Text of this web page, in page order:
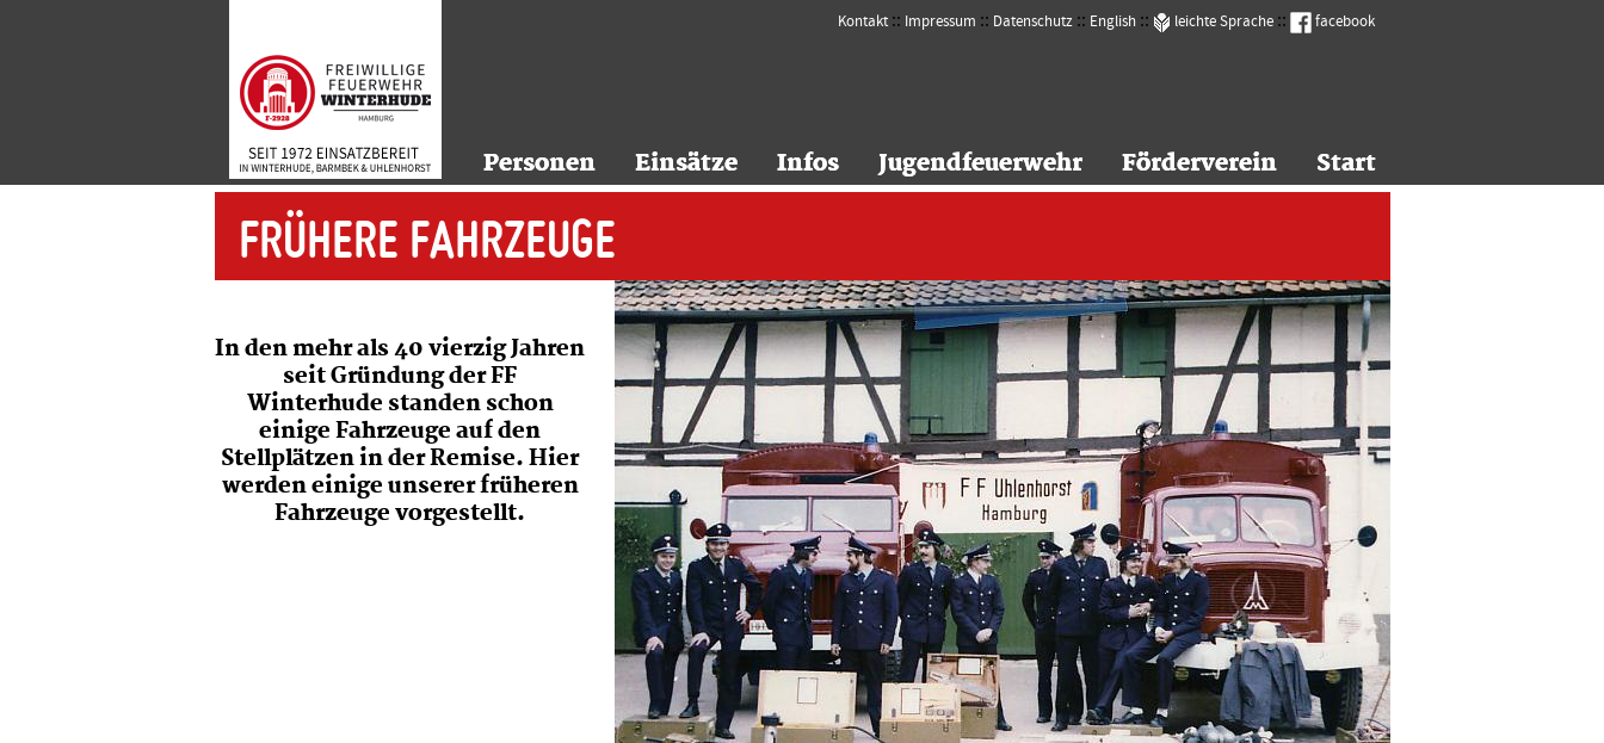
Kontakt :: Impressum :: Datenschutz :: English :: leichte Sprache :: facebook
Personen
Personen Einsätze
Einsätze Infos
Infos Jugendfeuerwehr
Jugendfeuerwehr Förderverein
Förderverein Start
Start
FRÜHERE FAHRZEUGE
In den mehr als 40 vierzig Jahren
seit Gründung der FF
Winterhude standen schon
einige Fahrzeuge auf den
Stellplätzen in der Remise. Hier
werden einige unserer früheren
Fahrzeuge vorgestellt.